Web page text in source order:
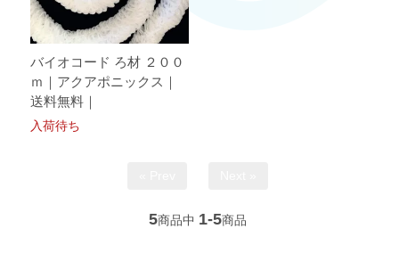
バイオコード ろ材 ２００
ｍ｜アクアポニックス｜
送料無料｜
入荷待ち
5商品中 1-5商品